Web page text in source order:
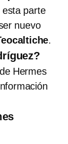
esta parte
nuevo
.
Hermes